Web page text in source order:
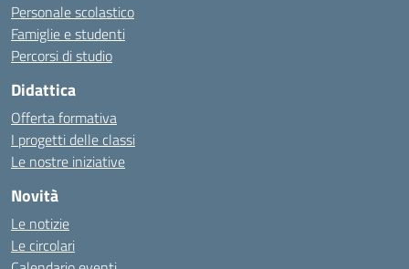
Personale scolastico
Famiglie e studenti
Percorsi di studio
Didattica
Offerta formativa
I progetti delle classi
Le nostre iniziative
Novità
Le notizie
Le circolari